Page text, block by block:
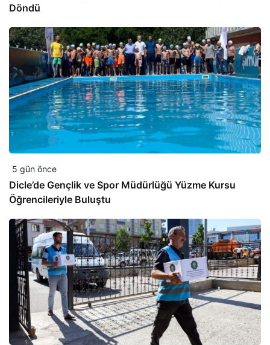
Döndü
5 gün önce
Dicle’de Gençlik ve Spor Müdürlüğü Yüzme Kursu
Öğrencileriyle Buluştu